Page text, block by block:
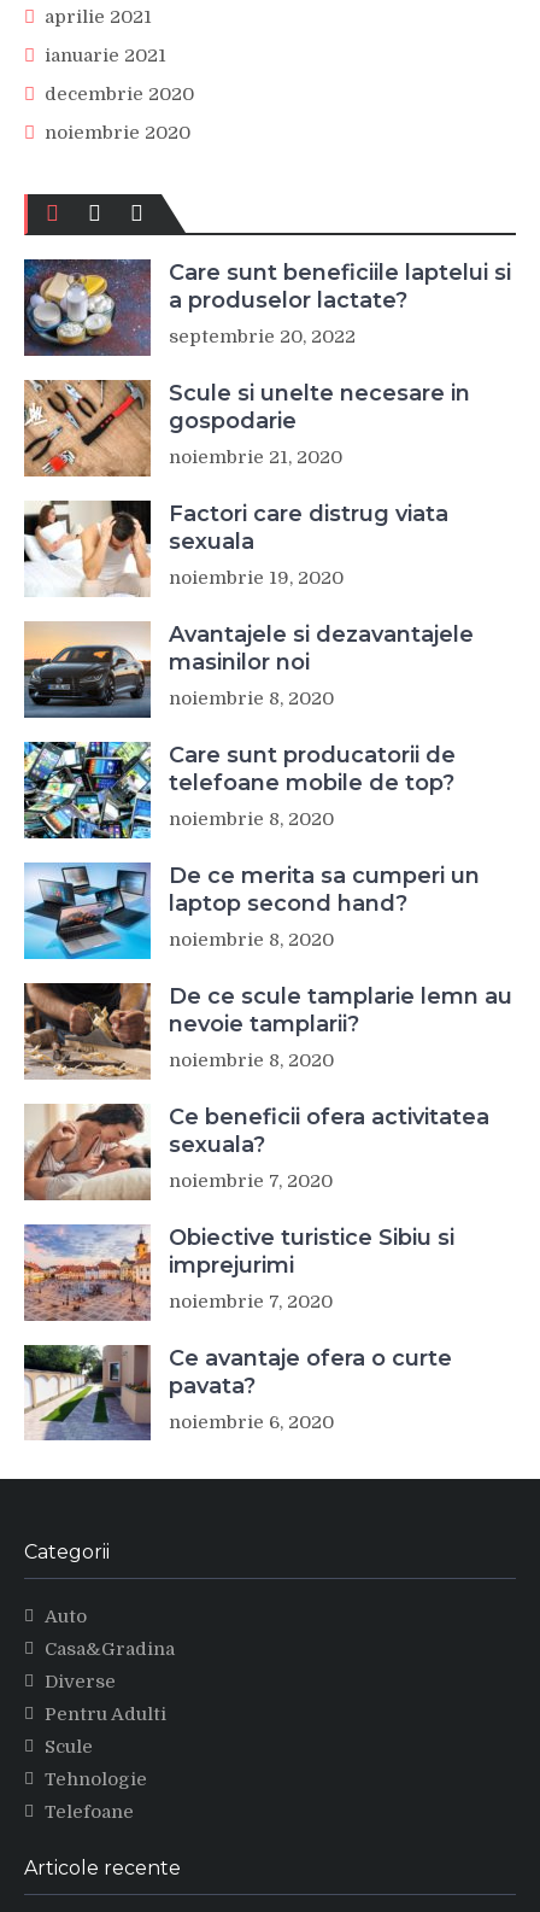
aprilie 2021
ianuarie 2021
decembrie 2020
noiembrie 2020
Care sunt beneficiile laptelui si
a produselor lactate?
septembrie 20, 2022
Scule si unelte necesare in
gospodarie
noiembrie 21, 2020
Factori care distrug viata
sexuala
noiembrie 19, 2020
Avantajele si dezavantajele
masinilor noi
noiembrie 8, 2020
Care sunt producatorii de
telefoane mobile de top?
noiembrie 8, 2020
De ce merita sa cumperi un
laptop second hand?
noiembrie 8, 2020
De ce scule tamplarie lemn au
nevoie tamplarii?
noiembrie 8, 2020
Ce beneficii ofera activitatea
sexuala?
noiembrie 7, 2020
Obiective turistice Sibiu si
imprejurimi
noiembrie 7, 2020
Ce avantaje ofera o curte
pavata?
noiembrie 6, 2020
Categorii
Auto
Casa&Gradina
Diverse
Pentru Adulti
Scule
Tehnologie
Telefoane
Articole recente